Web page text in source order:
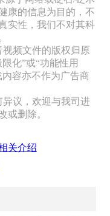
康的信息为目的，不
实性，我们不对其科
频文件的版权归原
化”或“功能性用
容亦不作为广告商
议，欢迎与我司进
或删除。
关介绍